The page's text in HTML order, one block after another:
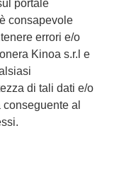
portale
consapevole
errori e/o
Kinoa s.r.l e
di tali dati e/o
al